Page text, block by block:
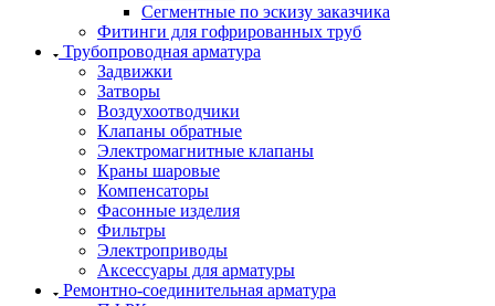
Сегментные по эскизу заказчика
Фитинги для гофрированных труб
Трубопроводная арматура
Задвижки
Затворы
Воздухоотводчики
Клапаны обратные
Электромагнитные клапаны
Краны шаровые
Компенсаторы
Фасонные изделия
Фильтры
Электроприводы
Аксессуары для арматуры
Ремонтно-соединительная арматура